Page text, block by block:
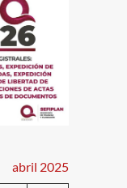
abril 2025